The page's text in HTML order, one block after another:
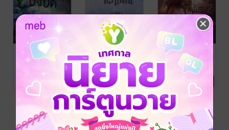
บังบด
หอมดึก/ ปลาย
ปากกาสำนักพิมพ์
นิยายรัก
12 Rating
ฝากรักไว้ที่
ปลายฝน
ดาริยา / ปลาย
ปากกาสำนักพิมพ์
นิยายรัก
No Rating
Sicily...ที่นี้มีรัก
ปุยฝ้าย-ลาวา/
ปลายปากกาสำนัก
นิยายโรมานซ์
3 Rating